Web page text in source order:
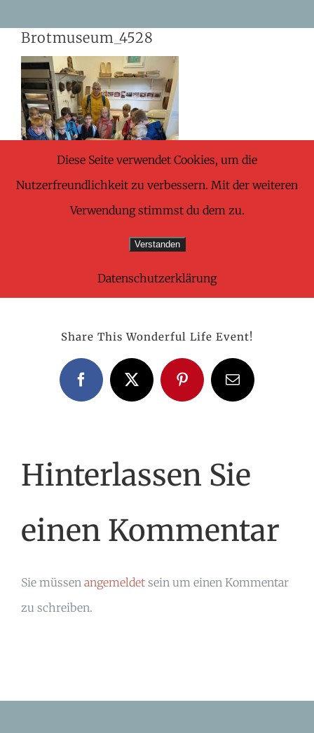
content
Brotmuseum_4528
Share This Wonderful Life Event!
FacebookX PinterestE-
Mail
Hinterlassen Sie
einen Kommentar
Sie müssen angemeldet sein um einen Kommentar
zu schreiben.
Diese Seite verwendet Cookies, um die
Nutzerfreundlichkeit zu verbessern. Mit der weiteren
Verwendung stimmst du dem zu.
Verstanden
Datenschutzerklärung